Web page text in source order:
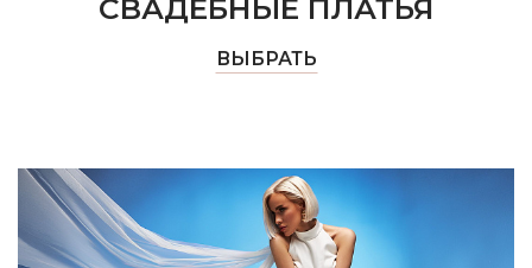
СВАДЕБНЫЕ ПЛАТЬЯ
ВЫБРАТЬ